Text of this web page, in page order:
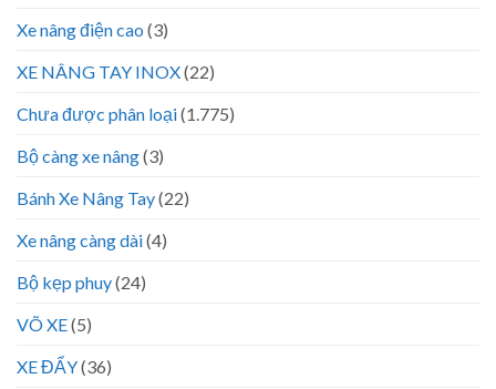
Xe nâng điện cao (3)
XE NÂNG TAY INOX(22)
Chưa được phân loại(1.775)
Bộ càng xe nâng(3)
Bánh Xe Nâng Tay(22)
Xe nâng càng dài(4)
Bộ kẹp phuy(24)
VÕ XE(5)
XE ĐẨY(36)